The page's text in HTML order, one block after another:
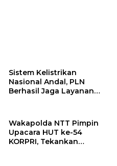
Sistem Kelistrikan
Nasional Andal, PLN
Berhasil Jaga Layanan
Wakapolda NTT Pimpin
Upacara HUT ke-54
KORPRI, Tekankan